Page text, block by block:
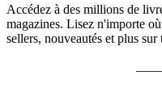
Accédez à des millions de
magazines. Lisez n'importe
sellers, nouveautés et plus sur